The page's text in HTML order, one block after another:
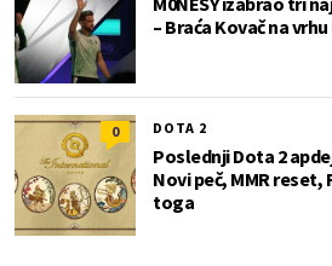
– Braća Kovač na
0 DOTA 2
Poslednji Dota 2
Novi peč, MMR
toga